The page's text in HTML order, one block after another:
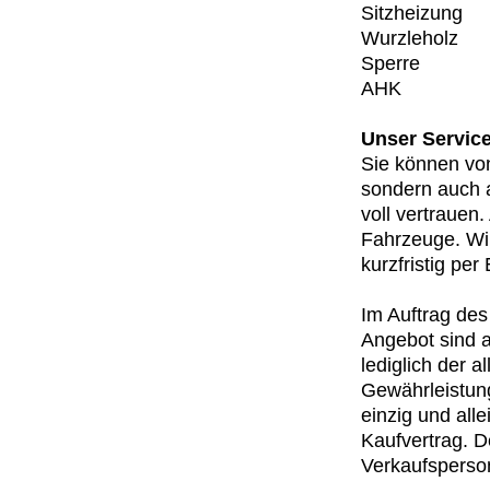
Sitzheizung
Wurzleholz
Sperre
AHK
Unser
Sie können
sondern auch
voll
Fahrzeuge.
kurzfristig per
Im Auftrag
Angebot sind
lediglich der
einzig und
Kaufvertrag.